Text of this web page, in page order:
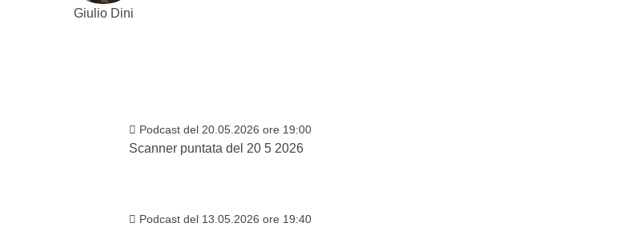
Giulio Dini
Podcast del 20.05.2026 ore 19:00
Scanner puntata del 20 5 2026
Podcast del 13.05.2026 ore 19:40